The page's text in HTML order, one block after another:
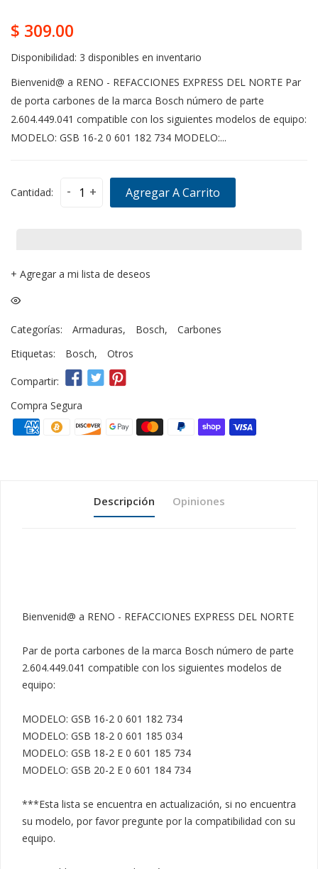
$ 309.00
Disponibilidad: 3 disponibles en inventario
Bienvenid@ a RENO - REFACCIONES EXPRESS DEL NORTE Par
de porta carbones de la marca Bosch número de parte
2.604.449.041 compatible con los siguientes modelos de equipo:
MODELO: GSB 16-2 0 601 182 734 MODELO:...
Cantidad: - + Agregar A Carrito
+ Agregar a mi lista de deseos
Categorías: Armaduras, Bosch,
Carbones
Etiquetas:
Bosch, Otros
Compartir:
Compra Segura
Descripción Opiniones
Bienvenid@ a RENO - REFACCIONES EXPRESS DEL NORTE
Par de porta carbones de la marca Bosch número de parte
2.604.449.041 compatible con los siguientes modelos de
equipo:
MODELO: GSB 16-2 0 601 182 734
MODELO: GSB 18-2 0 601 185 034
MODELO: GSB 18-2 E 0 601 185 734
MODELO: GSB 20-2 E 0 601 184 734
***Esta lista se encuentra en actualización, si no encuentra
su modelo, por favor pregunte por la compatibilidad con su
equipo.